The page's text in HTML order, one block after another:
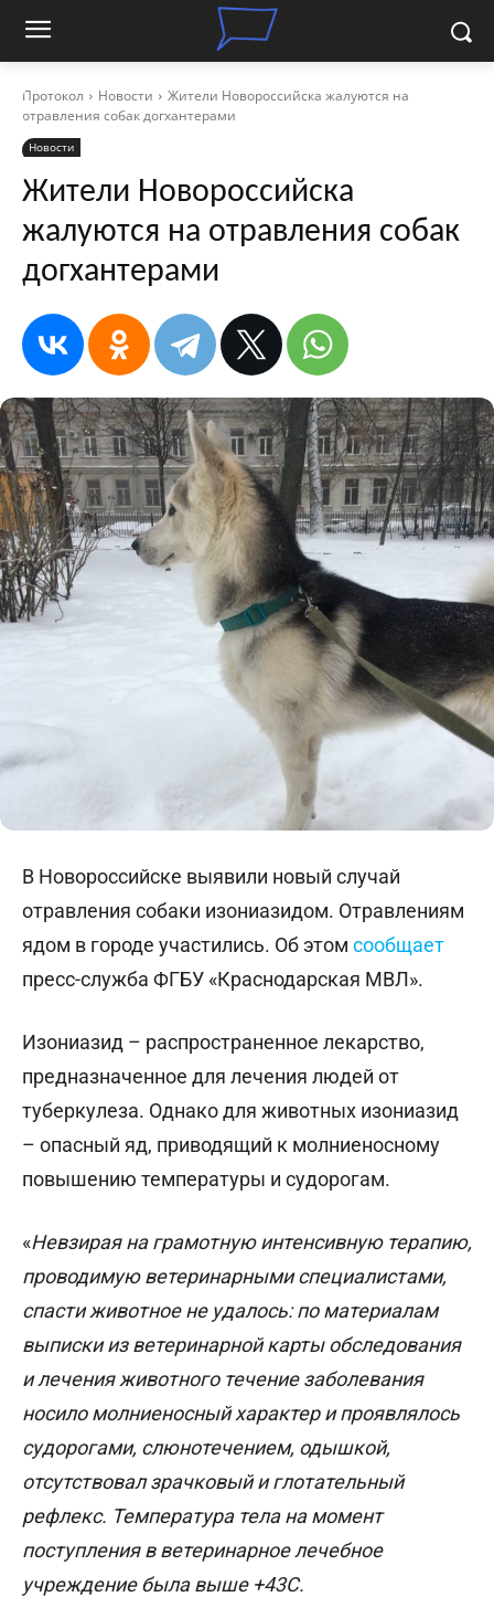
Протокол Новости
Жители Новороссийска жалуются на
отравления собак догхантерами
Новости
Жители Новороссийска
жалуются на отравления собак
догхантерами
В Новороссийске выявили новый случай
отравления собаки изониазидом. Отравлениям
ядом в городе участились. Об этом сообщает
пресс-служба ФГБУ «Краснодарская МВЛ».
Изониазид – распространенное лекарство,
предназначенное для лечения людей от
туберкулеза. Однако для животных изониазид
– опасный яд, приводящий к молниеносному
повышению температуры и судорогам.
«Невзирая на грамотную интенсивную терапию,
проводимую ветеринарными специалистами,
спасти животное не удалось: по материалам
выписки из ветеринарной карты обследования
и лечения животного течение заболевания
носило молниеносный характер и проявлялось
судорогами, слюнотечением, одышкой,
отсутствовал зрачковый и глотательный
рефлекс. Температура тела на момент
поступления в ветеринарное лечебное
учреждение была выше +43С.